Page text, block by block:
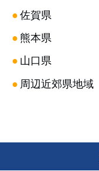
●佐賀県
●熊本県
●山口県
● 周辺近郊県地域